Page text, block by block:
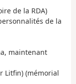
de la RDA)
de la
maintenant
Litfin) (mémorial